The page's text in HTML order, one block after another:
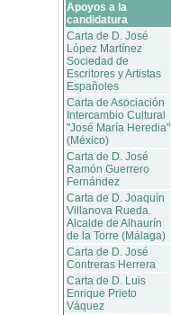
Apoyos a la
candidatura
Carta de D. José
López Martínez
Sociedad de
Escritores y Artistas
Españoles
Carta de Asociación
Intercambio Cultural
"José María Heredia"
(México)
Carta de D. José
Ramón Guerrero
Fernández
Carta de D. Joaquín
Villanova Rueda.
Alcalde de Alhaurín
de la Torre (Málaga)
Carta de D. José
Contreras Herrera
Carta de D. Luis
Enrique Prieto
Váquez